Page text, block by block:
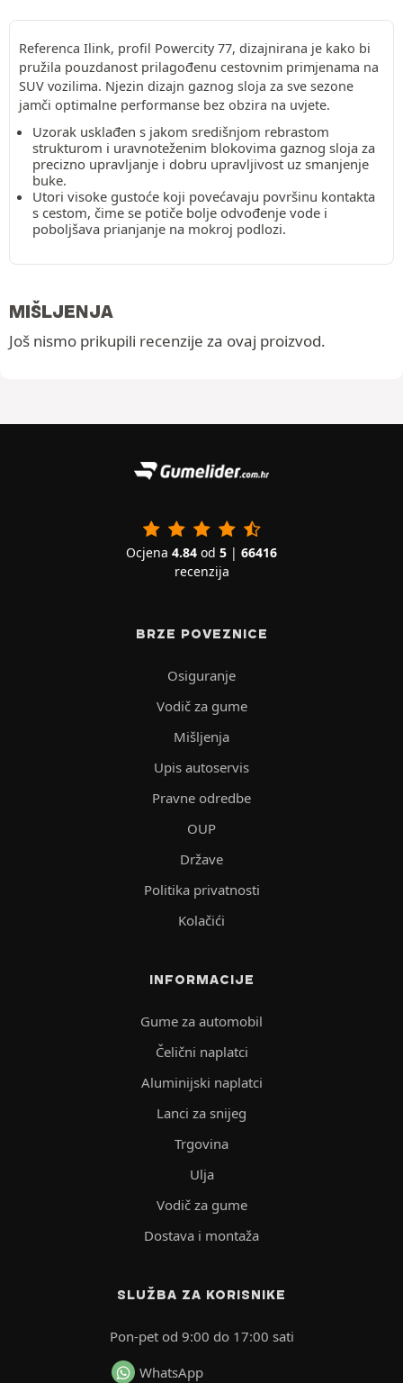
Referenca Ilink, profil Powercity 77, dizajnirana je kako bi
pružila pouzdanost prilagođenu cestovnim primjenama na
SUV vozilima. Njezin dizajn gaznog sloja za sve sezone
jamči optimalne performanse bez obzira na uvjete.
Uzorak usklađen s jakom središnjom rebrastom
strukturom i uravnoteženim blokovima gaznog sloja za
precizno upravljanje i dobru upravljivost uz smanjenje
buke.
Utori visoke gustoće koji povećavaju površinu kontakta
s cestom, čime se potiče bolje odvođenje vode i
poboljšava prianjanje na mokroj podlozi.
MIŠLJENJA
Još nismo prikupili recenzije za ovaj proizvod.
Ocjena 4.84 od 5 | 66416
recenzija
BRZE POVEZNICE
Osiguranje
Vodič za gume
Mišljenja
Upis autoservis
Pravne odredbe
OUP
Države
Politika privatnosti
Kolačići
INFORMACIJE
Gume za automobil
Čelični naplatci
Aluminijski naplatci
Lanci za snijeg
Trgovina
Ulja
Vodič za gume
Dostava i montaža
SLUŽBA ZA KORISNIKE
Pon-pet od 9:00 do 17:00 sati
WhatsApp